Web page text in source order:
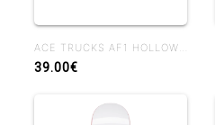
ACE TRUCKS AF1 HOLLOW POLISHED
39.00€